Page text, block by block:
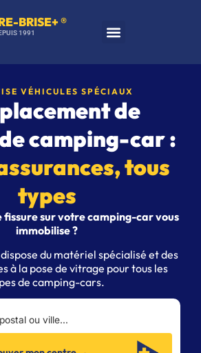
BRISE+ ®
1991
VÉHICULES SPÉCIAUX
de
camping-car :
tous
types
fissure sur votre camping-car vous
immobilise ?
du matériel spécialisé et des
à la pose de vitrage pour tous les
de camping-cars.